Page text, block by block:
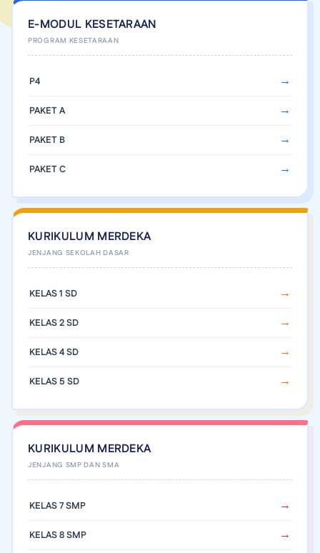
E-MODUL KESETARAAN
P4
PAKET A
PAKET B
PAKET C
KURIKULUM MERDEKA
KELAS 1 SD
KELAS 2 SD
KELAS 4 SD
KELAS 5 SD
KURIKULUM MERDEKA
KELAS 7 SMP
KELAS 8 SMP